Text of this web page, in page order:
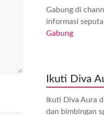
Gabung di
informasi
Gabung
Ikuti Diva
Ikuti Diva Aura
dan bimbingan